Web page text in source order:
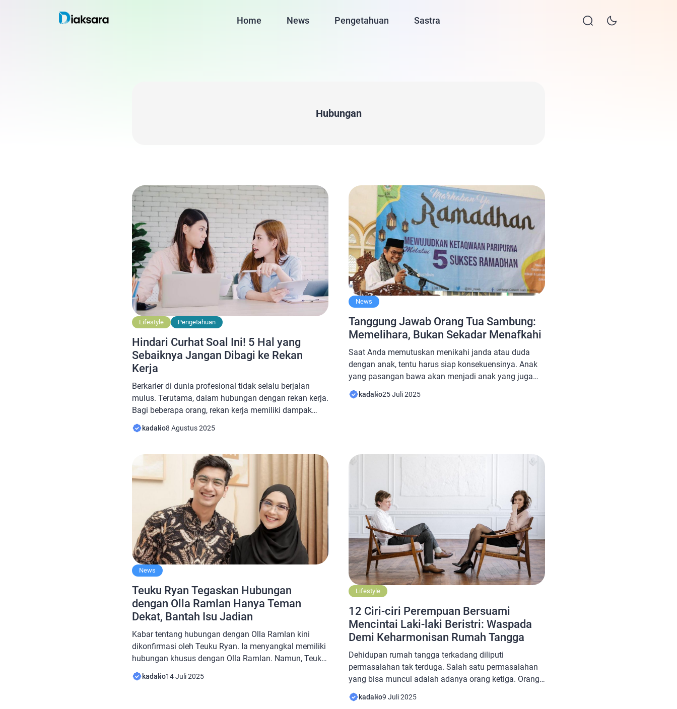
Home News Pengetahuan Sastra
Hubungan
Lifestyle Pengetahuan
Hindari Curhat Soal Ini! 5 Hal yang
Sebaiknya Jangan Dibagi ke Rekan
Kerja
Berkarier di dunia profesional tidak selalu berjalan
mulus. Terutama, dalam hubungan dengan rekan kerja.
Bagi beberapa orang, rekan kerja memiliki dampak
besar bagi lingkungan kerja dan karier profesional
mereka. Namun, membangun relasi dengan rekan kerja
perlu kita tetapkan dan kita hormati. Ketika kita
mampu membangun hubungan baik dengan […]
kadalio8 Agustus 2025
News
Tanggung Jawab Orang Tua Sambung:
Memelihara, Bukan Sekadar Menafkahi
Saat Anda memutuskan menikahi janda atau duda
dengan anak, tentu harus siap konsekuensinya. Anak
yang pasangan bawa akan menjadi anak yang juga
akan diurus. Meskipun tidak ada hubungan darah,
tanggung jawab itu biasanya diemban orang tua
kadalio25 Juli 2025
News
Teuku Ryan Tegaskan Hubungan
dengan Olla Ramlan Hanya Teman
Dekat, Bantah Isu Jadian
Kabar tentang hubungan dengan Olla Ramlan kini
dikonfirmasi oleh Teuku Ryan. Ia menyangkal memiliki
hubungan khusus dengan Olla Ramlan. Namun, Teuku
Ryan juga menekankan hubungan sebenarnya antara
mereka. Teuku Ryan mengakui memiliki perasaan
kadalio14 Juli 2025
Lifestyle
12 Ciri-ciri Perempuan Bersuami
Mencintai Laki-laki Beristri: Waspada
Demi Keharmonisan Rumah Tangga
Dehidupan rumah tangga terkadang diliputi
permasalahan tak terduga. Salah satu permasalahan
yang bisa muncul adalah adanya orang ketiga. Orang
ketiga bisa berasal dari berbagai status, baik
perempuan single, laki-laki single, laki-laki beristri,
kadalio9 Juli 2025